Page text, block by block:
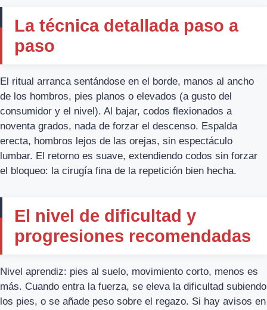
La técnica detallada paso a
paso
El ritual arranca sentándose en el borde, manos al ancho
de los hombros, pies planos o elevados (a gusto del
consumidor y el nivel). Al bajar, codos flexionados a
noventa grados, nada de forzar el descenso. Espalda
erecta, hombros lejos de las orejas, sin espectáculo
lumbar. El retorno es suave, extendiendo codos sin forzar
el bloqueo: la cirugía fina de la repetición bien hecha.
El nivel de dificultad y
progresiones recomendadas
Nivel aprendiz: pies al suelo, movimiento corto, menos es
más. Cuando entra la fuerza, se eleva la dificultad subiendo
los pies, o se añade peso sobre el regazo. Si hay avisos en